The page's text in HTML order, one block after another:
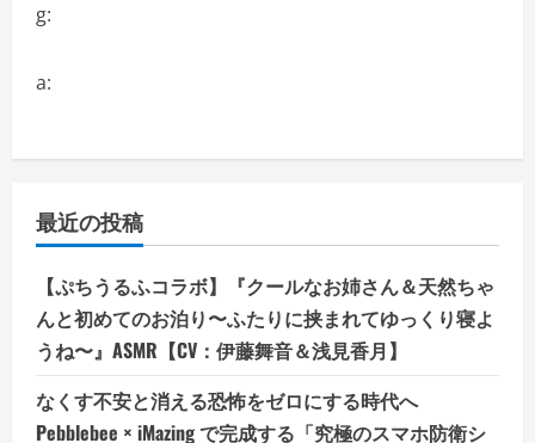
g:
a:
最近の投稿
【ぷちうるふコラボ】『クールなお姉さん＆天然ちゃ
んと初めてのお泊り〜ふたりに挟まれてゆっくり寝よ
うね〜』ASMR【CV：伊藤舞音＆浅見香月】
なくす不安と消える恐怖をゼロにする時代へ
Pebblebee × iMazing で完成する「究極のスマホ防衛シ